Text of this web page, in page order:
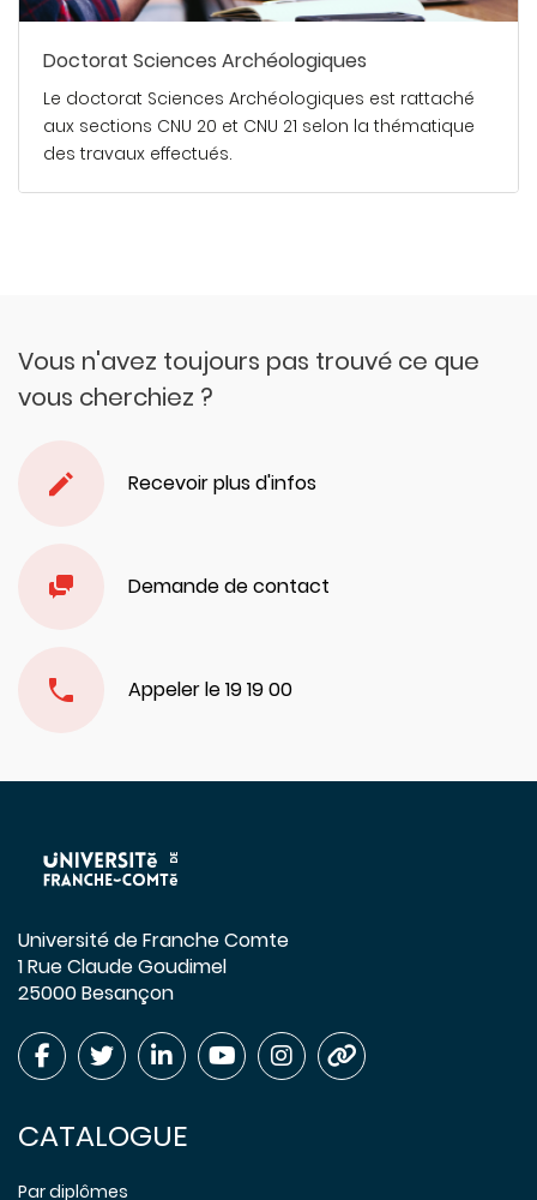
Doctorat Sciences Archéologiques
Le doctorat Sciences Archéologiques est rattaché
aux sections CNU 20 et CNU 21 selon la thématique
des travaux effectués.
Vous n'avez toujours pas trouvé ce que
vous cherchiez ?
Recevoir plus d'infos
Demande de contact
Appeler le 19 19 00
Université de Franche Comte
1 Rue Claude Goudimel
25000 Besançon
CATALOGUE
Par diplômes